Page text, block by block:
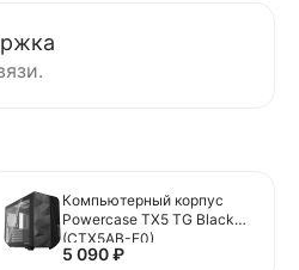
Компьютерный корпус
Powercase TX5 TG Black
(CTX5AB-F0)
5 090₽